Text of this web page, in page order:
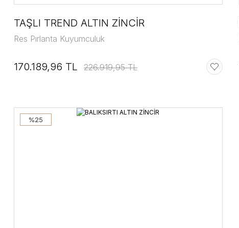
TAŞLI TREND ALTIN ZİNCİR
Res Pırlanta Kuyumculuk
170.189,96 TL 226.919,95 TL
%25